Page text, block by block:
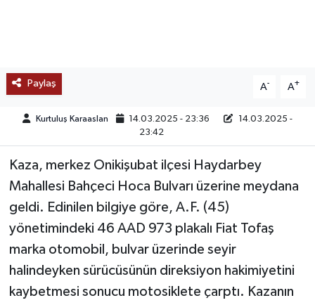
Paylaş A- A+
Kurtuluş Karaaslan 14.03.2025 - 23:36
14.03.2025 -
23:42
Kaza, merkez Onikişubat ilçesi Haydarbey
Mahallesi Bahçeci Hoca Bulvarı üzerine meydana
geldi. Edinilen bilgiye göre, A.F. (45)
yönetimindeki 46 AAD 973 plakalı Fiat Tofaş
marka otomobil, bulvar üzerinde seyir
halindeyken sürücüsünün direksiyon hakimiyetini
kaybetmesi sonucu motosiklete çarptı. Kazanın
MEDYA
OTOMOTİV
TEKNOLOJİ
KÜLTÜR SANAT